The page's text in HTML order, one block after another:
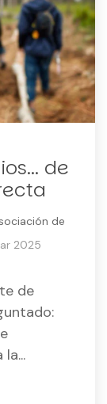
de
de
2025
de